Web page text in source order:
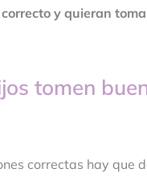
y quieran
tomen
correctas hay que